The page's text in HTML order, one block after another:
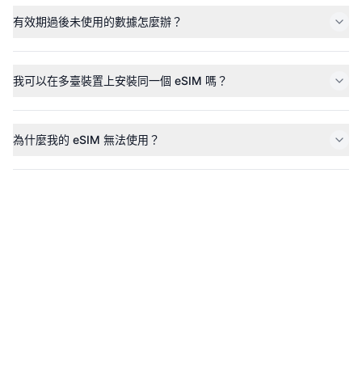
有效期過後未使用的數據怎麼辦？
我可以在多臺裝置上安裝同一個 eSIM 嗎？
為什麼我的 eSIM 無法使用？